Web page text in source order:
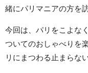
緒にパリマニアの方を
今回は、パリをこよな
ついてのおしゃべりを
リにまつわる止まらな